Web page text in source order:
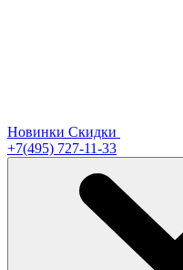
Новинки Скидки
+7(495) 727-11-33